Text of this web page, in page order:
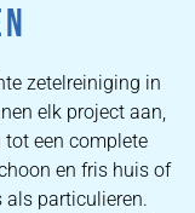
zetelreiniging in
elk project aan,
een complete
en fris huis of
als particulieren.